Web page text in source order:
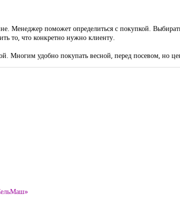
Менеджер поможет определиться с покупкой.
то, что конкретно нужно клиенту.
Многим удобно покупать весной, перед посевом, но